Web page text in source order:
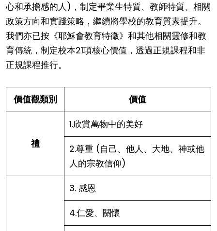
心和承擔感的人)，制定畢業生特質、教師特質、相關
政策方向和實踐策略，繼續將學校的教育質素提升。
我們亦已按《耶穌會教育特徵》和其他相關靈修和教
育傳統，制定校本21項核心價值，透過正規課程和非
正規課程推行。
價值觀類別 價值
禮
1.欣賞萬物中的美好
2.尊重 (自己、他人、大地、神或他
人的宗教信仰)
3. 感恩
4.仁愛、關懷